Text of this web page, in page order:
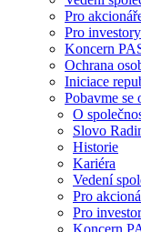
Pro
Pro investory
Koncern
Ochrana
Iniciace
Pobavme se
O
Slovo
Historie
Kariéra
Vedení
Pro
Pro
Koncern